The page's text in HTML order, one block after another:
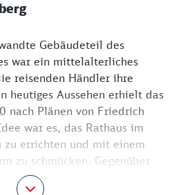
Gebäudeteil des
war ein mittelalterliches
reisenden Händler ihre
heutiges Aussehen erhielt das
nach Plänen von Friedrich
war es, das Rathaus im
zu errichten und mit einem
zu schmücken. Gegenüber
Blick des Perleberger